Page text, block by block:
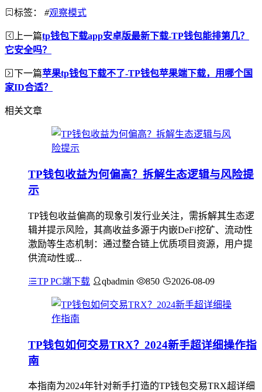
标签： #观察模式
上一篇tp钱包下载app安卓版最新下载-TP钱包能排第几？
它安全吗？
下一篇苹果tp钱包下载不了-TP钱包苹果端下载，用哪个国
家ID合适？
相关文章
TP钱包收益为何偏高？拆解生态逻辑与风险提
示
TP钱包收益偏高的现象引发行业关注，需拆解其生态逻
辑并提示风险，其高收益多源于内嵌DeFi挖矿、流动性
激励等生态机制：通过整合链上优质项目资源，用户提
供流动性或...
TP PC端下载 qbadmin 850 2026-08-09
TP钱包如何交易TRX？2024新手超详细操作指
南
本指南为2024年针对新手打造的TP钱包交易TRX超详细